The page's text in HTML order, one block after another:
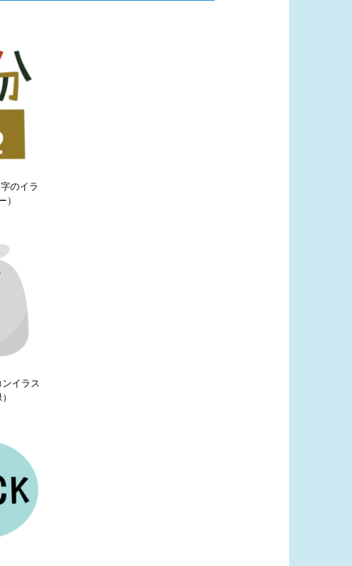
のイラ
）
イラス